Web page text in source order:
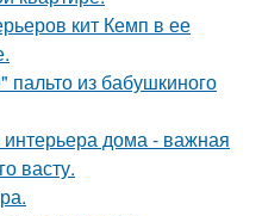
кит Кемп в ее
из бабушкиного
дома - важная
васту.